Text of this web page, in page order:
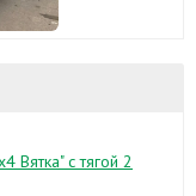
Вятка" с тягой 2